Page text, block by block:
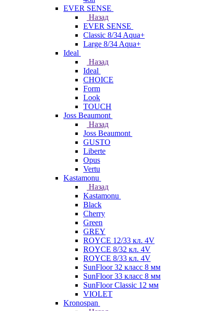
EVER SENSE
Назад
EVER SENSE
Classic 8/34 Aqua+
Large 8/34 Aqua+
Ideal
Назад
Ideal
CHOICE
Form
Look
TOUCH
Joss Beaumont
Назад
Joss Beaumont
GUSTO
Liberte
Opus
Vertu
Kastamonu
Назад
Kastamonu
Black
Cherry
Green
GREY
ROYCE 12/33 кл. 4V
ROYCE 8/32 кл. 4V
ROYCE 8/33 кл. 4V
SunFloor 32 класс 8 мм
SunFloor 33 класс 8 мм
SunFloor Classic 12 мм
VIOLET
Kronospan